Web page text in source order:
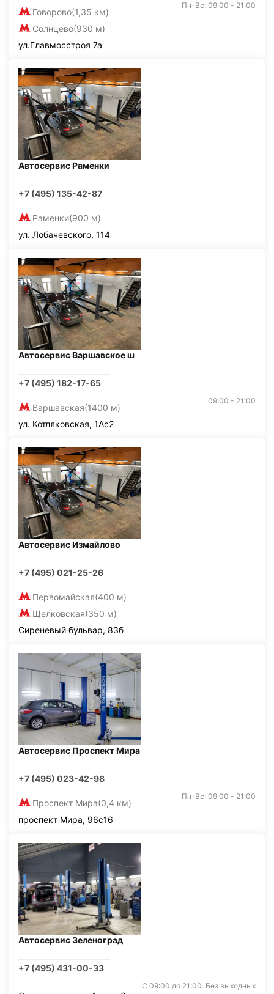
Говорово(1,35 км)
Солнцево(930 м)
Пн-Вс: 09:00 - 21:00
ул.Главмосстроя 7а
Автосервис Раменки
+7 (495) 135-42-87
Раменки(900 м)
ул. Лобачевского, 114
Автосервис Варшавское ш
+7 (495) 182-17-65
Варшавская(1400 м)
09:00 - 21:00
ул. Котляковская, 1Ас2
Автосервис Измайлово
+7 (495) 021-25-26
Первомайская(400 м)
Щелковская(350 м)
Сиреневый бульвар, 83б
Автосервис Проспект Мира
+7 (495) 023-42-98
Проспект Мира(0,4 км)
Пн-Вс: 09:00 - 21:00
проспект Мира, 96с16
Автосервис Зеленоград
+7 (495) 431-00-33
С 09:00 до 21:00. Без выходных